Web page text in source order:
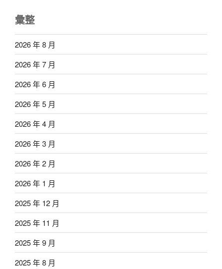
彙整
2026 年 8 月
2026 年 7 月
2026 年 6 月
2026 年 5 月
2026 年 4 月
2026 年 3 月
2026 年 2 月
2026 年 1 月
2025 年 12 月
2025 年 11 月
2025 年 9 月
2025 年 8 月